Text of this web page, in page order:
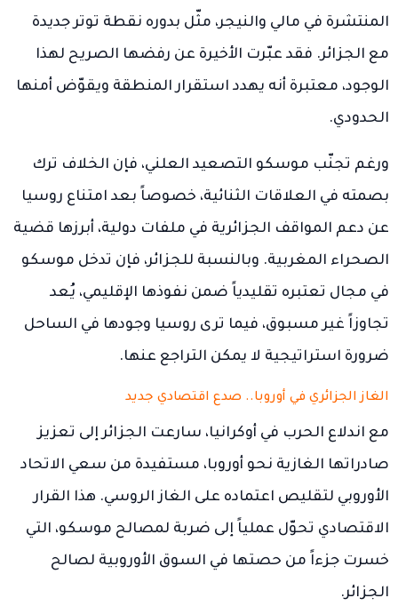
المنتشرة في مالي والنيجر، مثّل بدوره نقطة توتر جديدة
مع الجزائر. فقد عبّرت الأخيرة عن رفضها الصريح لهذا
الوجود، معتبرة أنه يهدد استقرار المنطقة ويقوّض أمنها
الحدودي.
ورغم تجنّب موسكو التصعيد العلني، فإن الخلاف ترك
بصمته في العلاقات الثنائية، خصوصاً بعد امتناع روسيا
عن دعم المواقف الجزائرية في ملفات دولية، أبرزها قضية
الصحراء المغربية. وبالنسبة للجزائر، فإن تدخل موسكو
في مجال تعتبره تقليدياً ضمن نفوذها الإقليمي، يُعد
تجاوزاً غير مسبوق، فيما ترى روسيا وجودها في الساحل
ضرورة استراتيجية لا يمكن التراجع عنها.
الغاز الجزائري في أوروبا.. صدع اقتصادي جديد
مع اندلاع الحرب في أوكرانيا، سارعت الجزائر إلى تعزيز
صادراتها الغازية نحو أوروبا، مستفيدة من سعي الاتحاد
الأوروبي لتقليص اعتماده على الغاز الروسي. هذا القرار
الاقتصادي تحوّل عملياً إلى ضربة لمصالح موسكو، التي
خسرت جزءاً من حصتها في السوق الأوروبية لصالح
الجزائر.